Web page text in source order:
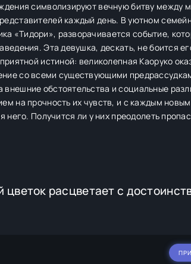
символизируют вечную битву между
каждый день. В уютном
«Тидори», разворачивается событие,
Эта девушка, дескать, не боится
истиной: великолепная Каоруко
со всеми существующими
обстоятельства и социальные
на прочность их чувств, и с каждым
него. Получится ли у них преодолеть
расцветает с